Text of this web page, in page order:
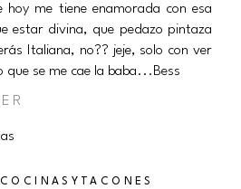
hoy me tiene enamorada con esa
estar divina, que pedazo pintaza
Italiana, no?? jeje, solo con ver
que se me cae la baba...Bess